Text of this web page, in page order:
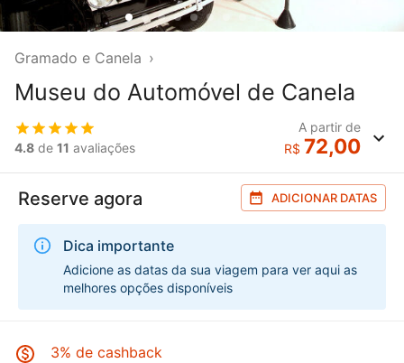
Gramado e Canela ›
Museu do Automóvel de Canela
4.8 de 11 avaliações
A partir de
R$ 72,00
Reserve agora ADICIONAR DATAS
Dica importante
Adicione as datas da sua viagem para ver aqui as
melhores opções disponíveis
3% de cashback